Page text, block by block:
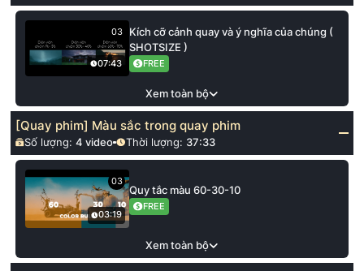
03
07:43
Kích cỡ cảnh quay và ý nghĩa của chúng (
SHOTSIZE )
FREE
Xem toàn bộ
[Quay phim] Màu sắc trong quay phim
Số lượng:4 video Thời lượng: 37:33
03
03:19
Quy tắc màu 60-30-10
FREE
Xem toàn bộ